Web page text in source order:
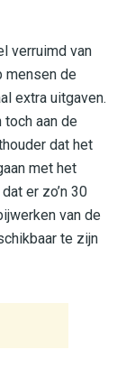
verruimd van
mensen de
extra uitgaven.
toch aan de
dat het
met het
er zo’n 30
van de
te zijn